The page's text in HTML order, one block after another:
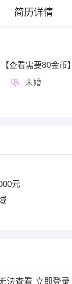
简历详情
【查看需要80金币】
未婚
元
法查看 立即登录